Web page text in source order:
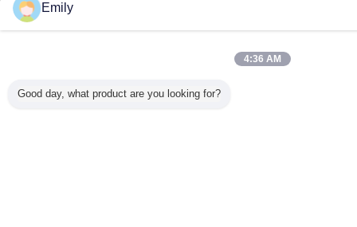
Emily
4:36 AM
Good day, what product are you looking for?